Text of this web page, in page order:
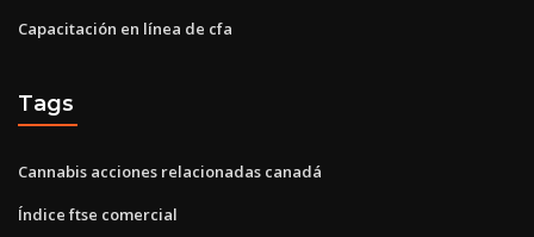
Capacitación en línea de cfa
Tags
Cannabis acciones relacionadas canadá
Índice ftse comercial